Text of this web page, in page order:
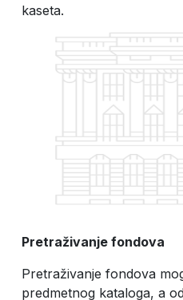
kaseta.
Pretraživanje fondova
Pretraživanje fondova
predmetnog kataloga, a